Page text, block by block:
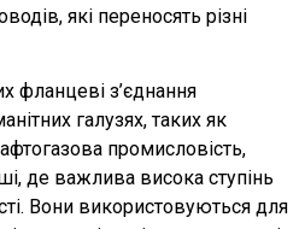
які переносять різні
фланцеві з’єднання
галузях, таких як
промисловість,
де важлива висока ступінь
Вони використовуються для